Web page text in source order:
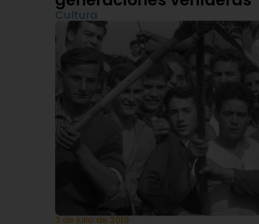
Cultura
3 de julio de 2019